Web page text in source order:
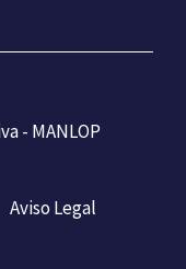
- MANLOP
Aviso Legal